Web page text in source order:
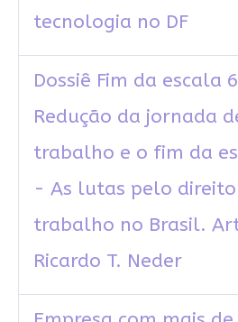
tecnologia no DF
Dossiê Fim da escala
Redução da jornada
trabalho e o fim da
- As lutas pelo
trabalho no Brasil.
Ricardo T. Neder